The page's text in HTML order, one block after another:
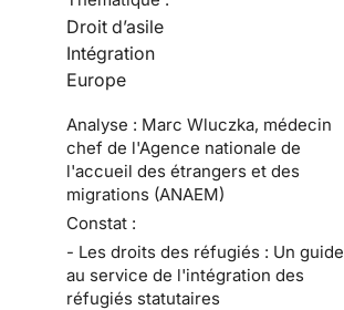
Droit d’asile
Intégration
Europe
Analyse : Marc Wluczka, médecin
chef de l'Agence nationale de
l'accueil des étrangers et des
migrations (ANAEM)
Constat :
- Les droits des réfugiés : Un guide
au service de l'intégration des
réfugiés statutaires